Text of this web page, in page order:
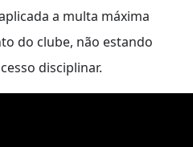
a multa máxima
do clube, não estando
disciplinar.